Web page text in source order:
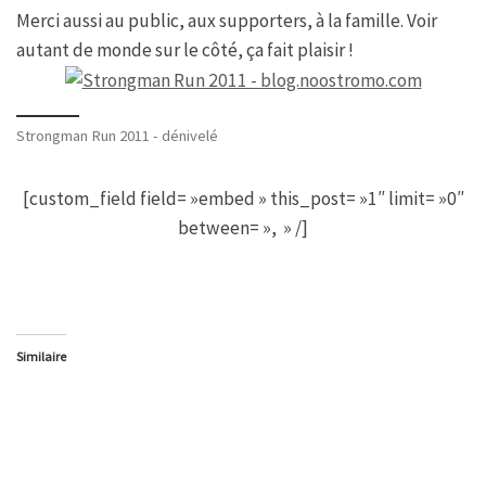
Merci aussi au public, aux supporters, à la famille. Voir
autant de monde sur le côté, ça fait plaisir !
Strongman Run 2011 - dénivelé
[custom_field field= »embed » this_post= »1″ limit= »0″
between= », » /]
Similaire